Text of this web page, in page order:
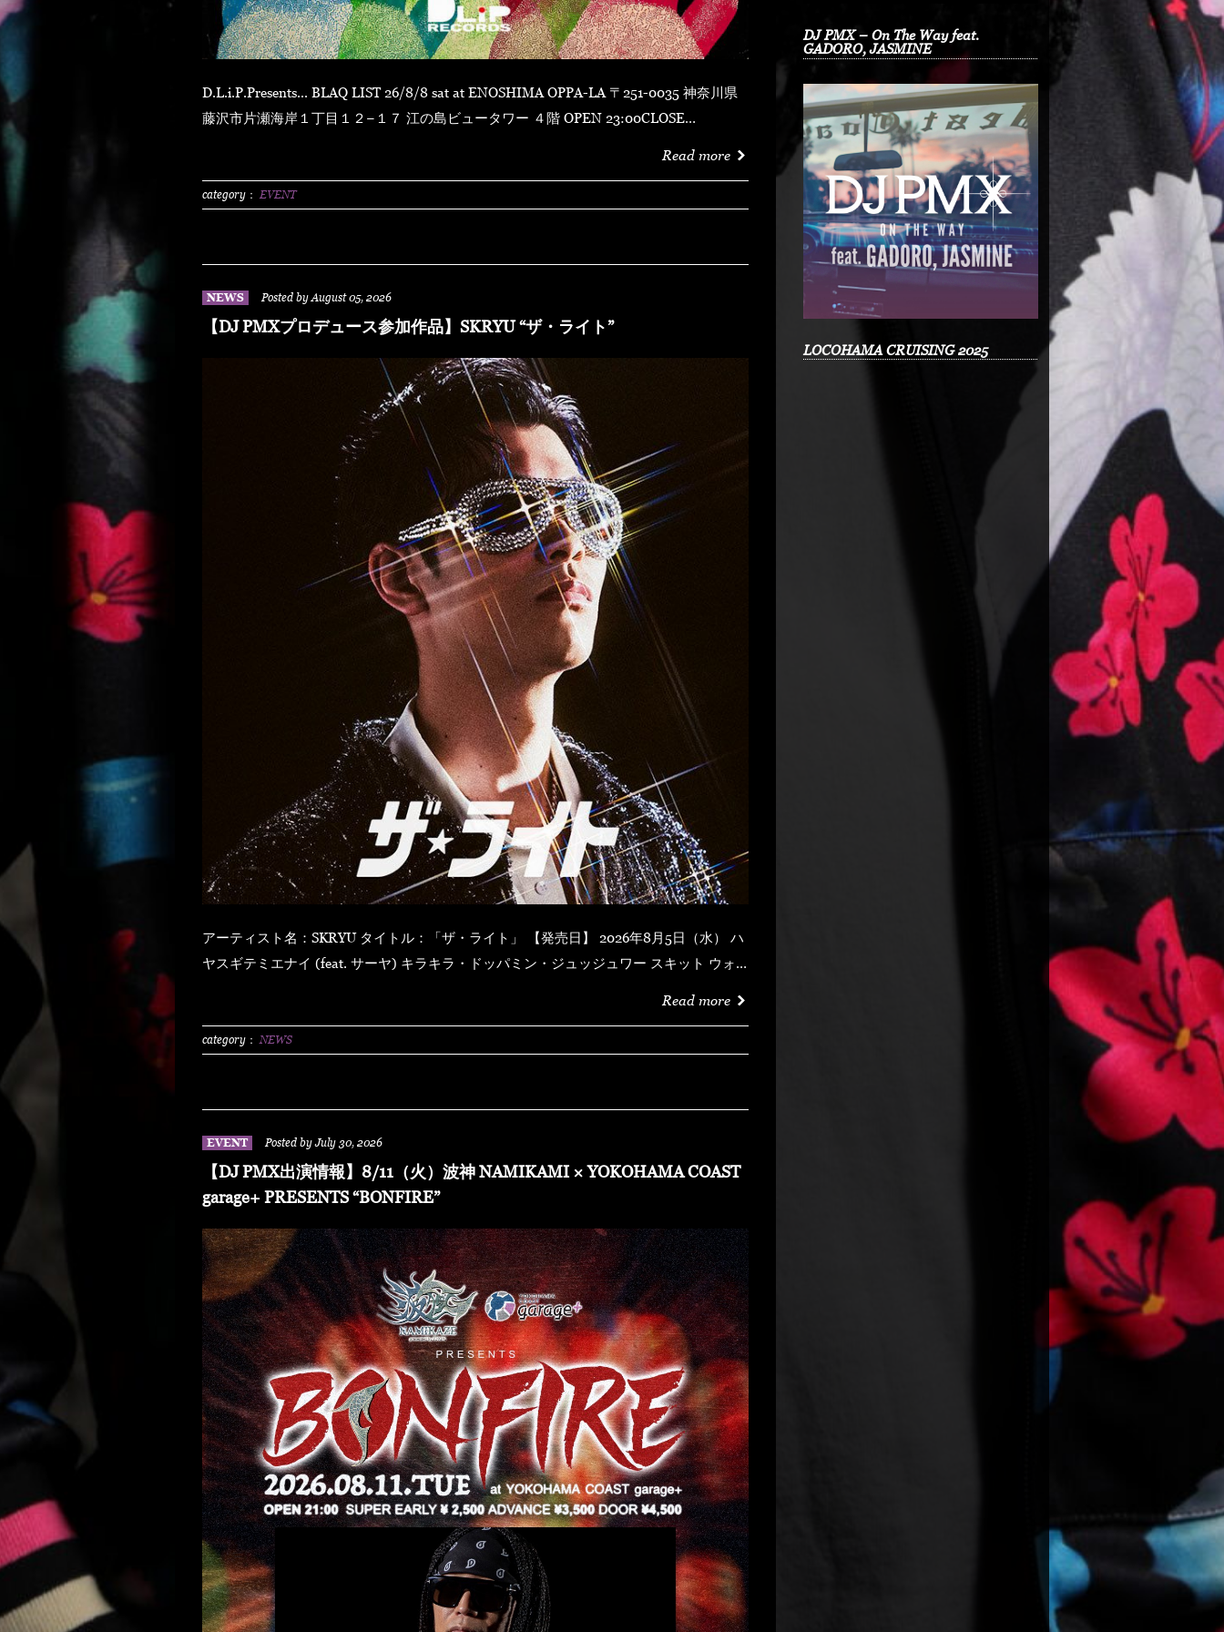
D.L.i.P.Presents... BLAQ LIST 26/8/8 sat at ENOSHIMA OPPA-LA 〒251-0035 神奈川県
藤沢市片瀬海岸１丁目１２−１７ 江の島ビュータワー ４階 OPEN 23:00CLOSE
BUNTAR-MANLEXKILLAHSHARKHEDMAO & MAGOODZ
Read more
category： EVENT
NEWS Posted by August 05, 2026
【DJ PMXプロデュース参加作品】SKRYU “ザ・ライト”
アーティスト名：SKRYU タイトル：「ザ・ライト」 【発売日】 2026年8月5日（水） ハ
ヤスギテミエナイ (feat. サーヤ) キラキラ・ドッパミン・ジュッジュワー スキット ウォ
ブン・バック
Read more
category： NEWS
EVENT Posted by July 30, 2026
【DJ PMX出演情報】8/11（火）波神 NAMIKAMI × YOKOHAMA COAST
garage+ PRESENTS “BONFIRE”
DJ PMX – On The Way feat.
GADORO, JASMINE
LOCOHAMA CRUISING 2025